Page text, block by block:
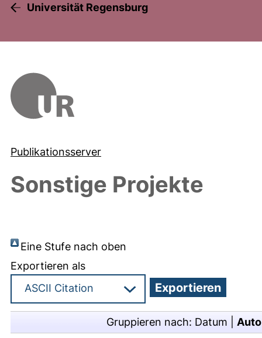
Universität Regensburg
Publikationsserver
Sonstige Projekte
Eine Stufe nach oben
Exportieren als
Gruppieren nach: Datum